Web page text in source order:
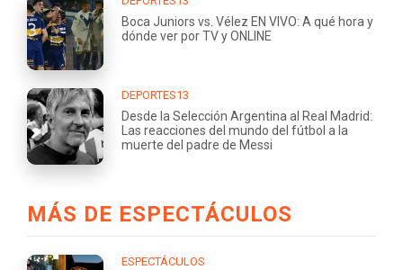
Boca Juniors vs. Vélez EN VIVO: A qué hora y
dónde ver por TV y ONLINE
DEPORTES13
Desde la Selección Argentina al Real Madrid:
Las reacciones del mundo del fútbol a la
muerte del padre de Messi
MÁS DE ESPECTÁCULOS
ESPECTÁCULOS